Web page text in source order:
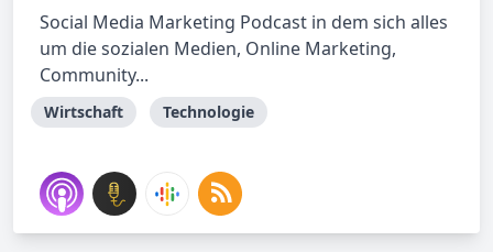
Social Media Marketing Podcast in dem sich alles
um die sozialen Medien, Online Marketing,
Community...
Wirtschaft Technologie